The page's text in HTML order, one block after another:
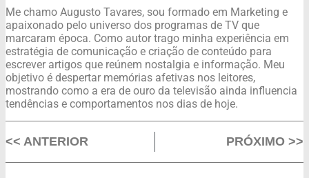
Me chamo Augusto Tavares, sou formado em Marketing e
apaixonado pelo universo dos programas de TV que
marcaram época. Como autor trago minha experiência em
estratégia de comunicação e criação de conteúdo para
escrever artigos que reúnem nostalgia e informação. Meu
objetivo é despertar memórias afetivas nos leitores,
mostrando como a era de ouro da televisão ainda influencia
tendências e comportamentos nos dias de hoje.
<< ANTERIOR PRÓXIMO >>